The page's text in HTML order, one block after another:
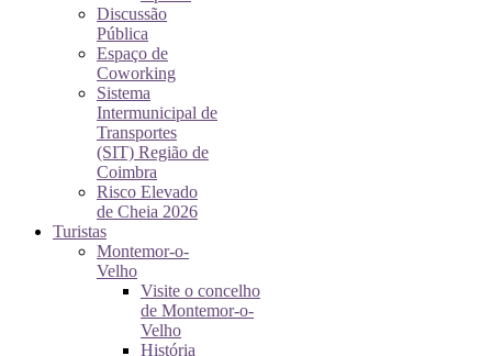
Discussão
Pública
Espaço de
Coworking
Sistema
Intermunicipal de
Transportes
(SIT) Região de
Coimbra
Risco Elevado
de Cheia 2026
Turistas
Montemor-o-
Velho
Visite o concelho
de Montemor-o-
Velho
História